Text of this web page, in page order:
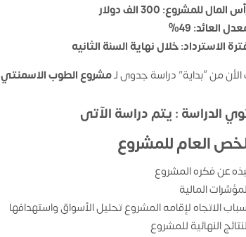
المال للمشروع: 300 الف دولار
العائد: 49%
الاسترداد: خلال نهاية السنة الثانيه
من “بداية” دراسة جدوى لـمشروع الطوب الاسمنتي
الدراسة : يتم دراسة الآتى
العام للمشروع
عن فكره المشروع
المالية
الاتجاه لإقامه المشروع تحليل الأسواق واستهدافها
النهائية للمشروع